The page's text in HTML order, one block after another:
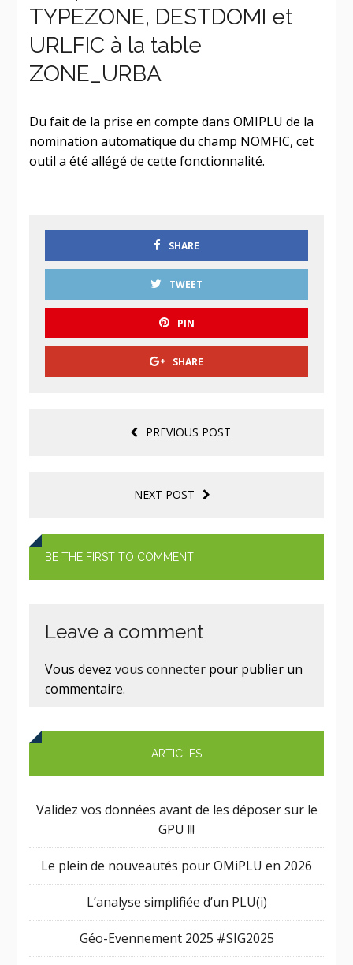
TYPEZONE, DESTDOMI et
URLFIC à la table
ZONE_URBA
Du fait de la prise en compte dans OMIPLU de la
nomination automatique du champ NOMFIC, cet
outil a été allégé de cette fonctionnalité.
SHARE
TWEET
PIN
SHARE
PREVIOUS POST
NEXT POST
BE THE FIRST TO COMMENT
Leave a comment
Vous devez vous connecterpour publier un
commentaire.
ARTICLES
Validez vos données avant de les déposer sur le
GPU !!!
Le plein de nouveautés pour OMiPLU en 2026
L’analyse simplifiée d’un PLU(i)
Géo-Evennement 2025 #SIG2025